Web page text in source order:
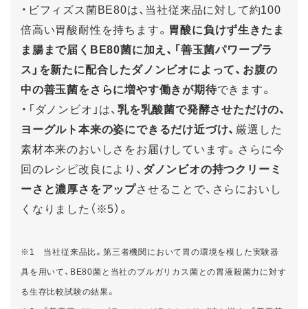
・ビフィズス菌BE80は、当社従来品に対して約100
倍高い胃酸耐性を持ちます。 胃酸に負けず生きたま
ま腸まで届くBE80菌に加え、「善玉菌パワープラ
ス」を新たに配合したダノンビオによって、お腹の
中の善玉菌をさらに増やす働きが期待できます。
・「ダノンビオ」は、乳を乳酸菌で発酵させただけの、
ヨーグルト本来の姿にできるだけ近づけ、 厳選した
素材本来のおいしさをお届けしています。さらに今
回のレシピ改良により、 ダノンビオの持つクリーミ
ーさと濃厚さをアップさせることで、さらにおいし
くなりました（※5）。
※1 当社従来品比。第三者機関において胃の環境を模した実験器
具を用いて、BE80菌と当社のブルガリカス菌との胃液殺菌力に対す
る生存比較試験の結果。